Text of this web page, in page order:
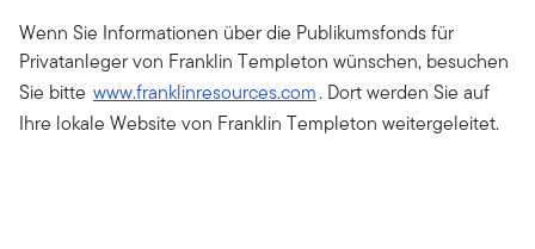
Wenn Sie Informationen über die Publikumsfonds für
Privatanleger von Franklin Templeton wünschen, besuchen
Sie bitte www.franklinresources.com. Dort werden Sie auf
Ihre lokale Website von Franklin Templeton weitergeleitet.